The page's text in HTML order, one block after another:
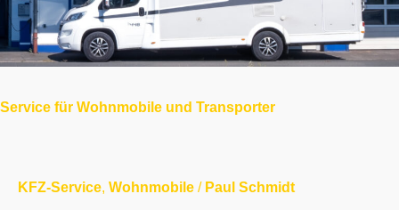
Service für Wohnmobile und Transporter
KFZ-Service, Wohnmobile / Paul Schmidt